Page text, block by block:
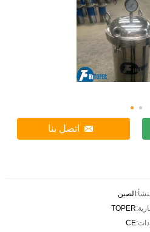
اتصل بنا
الصين
TOPER
CE